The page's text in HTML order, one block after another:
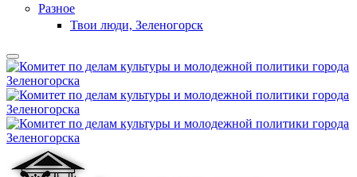
Разное
Твои люди, Зеленогорск